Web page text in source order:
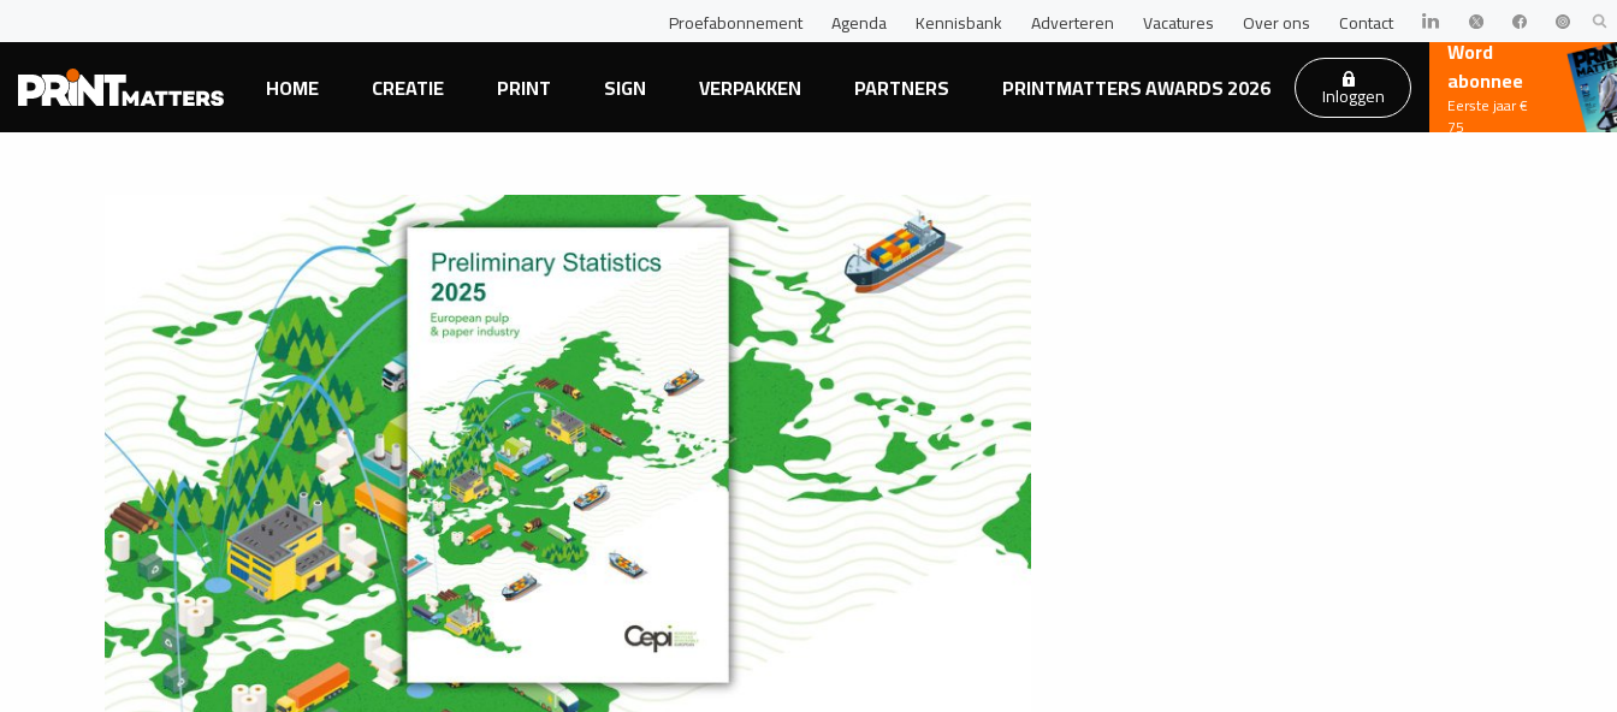
Proefabonnement Agenda Kennisbank Adverteren Vacatures Over ons Contact
HOME CREATIE PRINT SIGN VERPAKKEN PARTNERS PRINTMATTERS AWARDS 2026 Inloggen
Word
abonnee
Eerste jaar €
75